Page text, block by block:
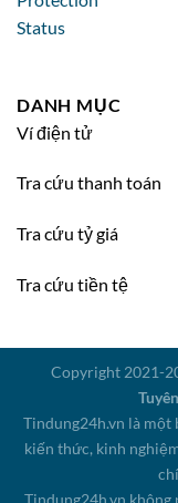
DANH MỤC
Ví điện tử
Tra cứu thanh toán
Tra cứu tỷ giá
Tra cứu tiền tệ
Copyright 2021-
Tindung24h.vn là một
kiến thức, kinh
Tindung24h.vn